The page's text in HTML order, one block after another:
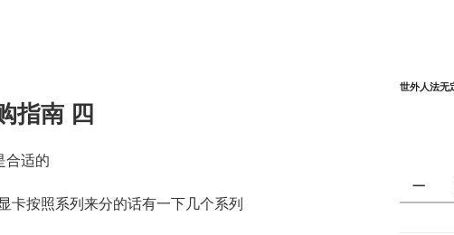
指南 四
合适的
卡按照系列来分的话有一下几个系列
世外人法无
一